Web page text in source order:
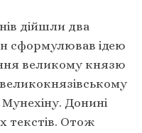
дійшли два
сформулював ідею
великому князю
Донині
текстів. Отож